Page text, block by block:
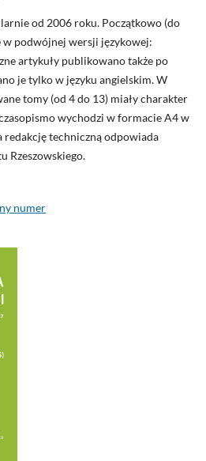
od 2006 roku. Początkowo (do
w podwójnej wersji językowej:
artykuły publikowano także po
je tylko w języku angielskim. W
tomy (od 4 do 13) miały charakter
wychodzi w formacie A4 w
redakcję techniczną odpowiada
Rzeszowskiego.
numer